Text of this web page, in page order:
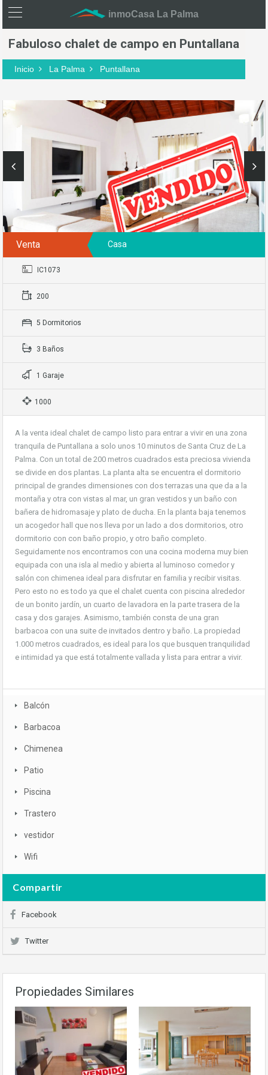
inmoCasa La Palma
Fabuloso chalet de campo en Puntallana
Inicio La Palma Puntallana
Venta Casa
IC1073
200
5 Dormitorios
3 Baños
1 Garaje
1000
A la venta ideal chalet de campo listo para entrar a vivir en una zona
tranquila de Puntallana a solo unos 10 minutos de Santa Cruz de La
Palma. Con un total de 200 metros cuadrados esta preciosa vivienda
se divide en dos plantas. La planta alta se encuentra el dormitorio
principal de grandes dimensiones con dos terrazas una que da a la
montaña y otra con vistas al mar, un gran vestidos y un baño con
bañera de hidromasaje y plato de ducha. En la planta baja tenemos
un acogedor hall que nos lleva por un lado a dos dormitorios, otro
dormitorio con con baño propio, y otro baño completo.
Seguidamente nos encontramos con una cocina moderna muy bien
equipada con una isla al medio y abierta al luminoso comedor y
salón con chimenea ideal para disfrutar en familia y recibir visitas.
Pero esto no es todo ya que el chalet cuenta con piscina alrededor
de un bonito jardín, un cuarto de lavadora en la parte trasera de la
casa y dos garajes. Asimismo, también consta de una gran
barbacoa con una suite de invitados dentro y baño. La propiedad
1.000 metros cuadrados, es ideal para los que busquen tranquilidad
e intimidad ya que está totalmente vallada y lista para entrar a vivir.
Balcón
Barbacoa
Chimenea
Patio
Piscina
Trastero
vestidor
Wifi
Compartir
Facebook
Twitter
Propiedades Similares